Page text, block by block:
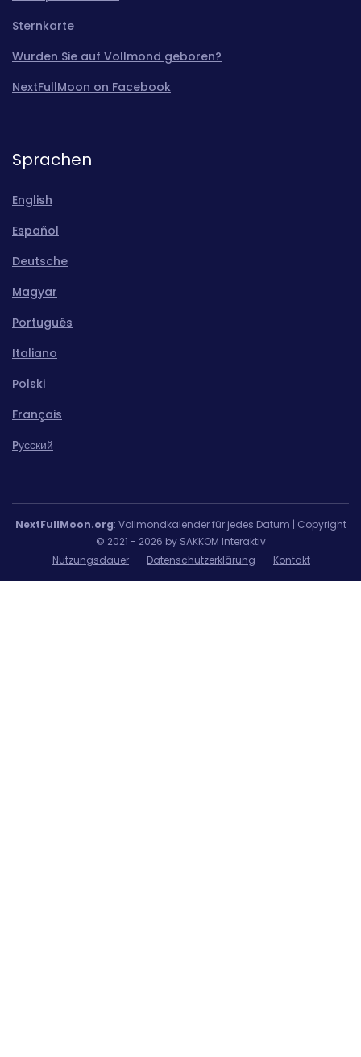
Sternkarte
Wurden Sie auf Vollmond geboren?
NextFullMoon on Facebook
Sprachen
English
Español
Deutsche
Magyar
Português
Italiano
Polski
Français
Pусский
NextFullMoon.org: Vollmondkalender für jedes Datum | Copyright
© 2021 - 2026 by SAKKOM Interaktiv
Nutzungsdauer
Datenschutzerklärung Kontakt